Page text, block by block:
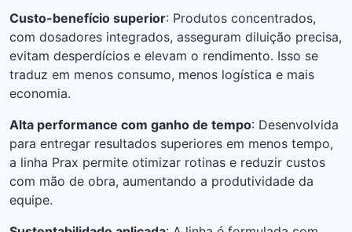
Custo-benefício superior: Produtos concentrados,
com dosadores integrados, asseguram diluição precisa,
evitam desperdícios e elevam o rendimento. Isso se
traduz em menos consumo, menos logística e mais
economia.
Alta performance com ganho de tempo: Desenvolvida
para entregar resultados superiores em menos tempo,
a linha Prax permite otimizar rotinas e reduzir custos
com mão de obra, aumentando a produtividade da
equipe.